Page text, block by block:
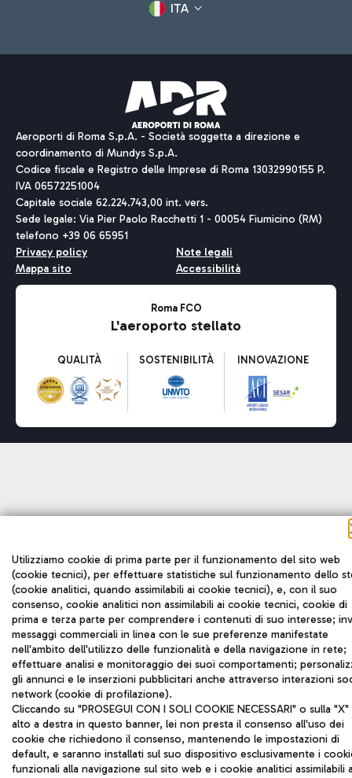
ITA
Aeroporti di Roma S.p.A. - Società soggetta a direzione e
coordinamento di Mundys S.p.A.
Codice fiscale e Registro delle Imprese di Roma 13032990155 P.
IVA 06572251004
Capitale sociale 62.224.743,00 int. vers.
Sede legale: Via Pier Paolo Racchetti 1 - 00054 Fiumicino (RM)
telefono +39 06 65951
Privacy policy
Note legali
Mappa sito
Accessibilità
Roma FCO
L'aeroporto stellato
QUALITÀ SOSTENIBILITÀ INNOVAZIONE
Utilizziamo cookie di prima parte per il funzionamento del sito web
(cookie tecnici), per effettuare statistiche sul funzionamento dello
(cookie analitici, quando assimilabili ai cookie tecnici), e, con il suo
consenso, cookie analitici non assimilabili ai cookie tecnici, cookie di
prima e terza parte per comprendere i contenuti di suo interesse;
messaggi commerciali in linea con le sue preferenze manifestate
nell'ambito dell'utilizzo delle funzionalità e della navigazione in rete;
effettuare analisi e monitoraggio dei suoi comportamenti;
gli annunci e le inserzioni pubblicitari anche attraverso interazioni
network (cookie di profilazione).
Cliccando su "PROSEGUI CON I SOLI COOKIE NECESSARI" o sulla "X"
alto a destra in questo banner, lei non presta il consenso all'uso dei
cookie che richiedono il consenso, mantenendo le impostazioni di
default, e saranno installati sul suo dispositivo esclusivamente i
funzionali alla navigazione sul sito web e i cookie analitici assimilabili